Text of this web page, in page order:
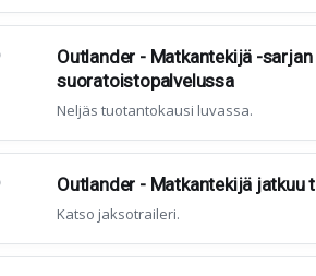
Outlander - Matkantekijä -
suoratoistopalvelussa
Neljäs tuotantokausi luvassa.
Outlander - Matkantekijä jatkuu
Katso jaksotraileri.